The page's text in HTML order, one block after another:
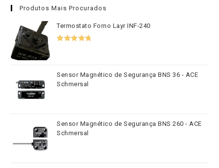
Produtos Mais Procurados
Termostato Forno Layr INF-240
Sensor Magnético de Segurança BNS 36 - ACE
Schmersal
Sensor Magnético de Segurança BNS 260 - ACE
Schmersal